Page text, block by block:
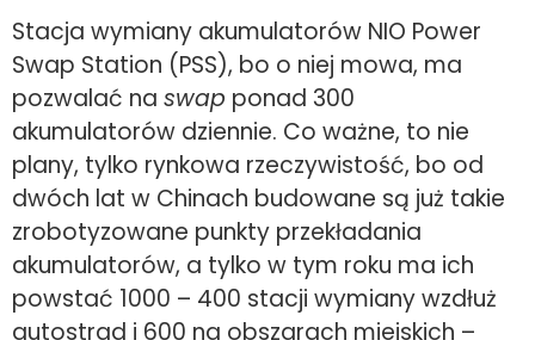
Stacja wymiany akumulatorów NIO Power
Swap Station (PSS), bo o niej mowa, ma
pozwalać na swap ponad 300
akumulatorów dziennie. Co ważne, to nie
plany, tylko rynkowa rzeczywistość, bo od
dwóch lat w Chinach budowane są już takie
zrobotyzowane punkty przekładania
akumulatorów, a tylko w tym roku ma ich
powstać 1000 – 400 stacji wymiany wzdłuż
autostrad i 600 na obszarach miejskich –